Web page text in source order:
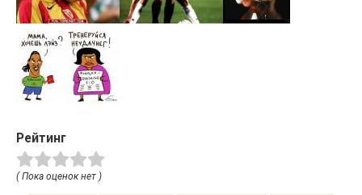
Рейтинг
( Пока оценок нет )